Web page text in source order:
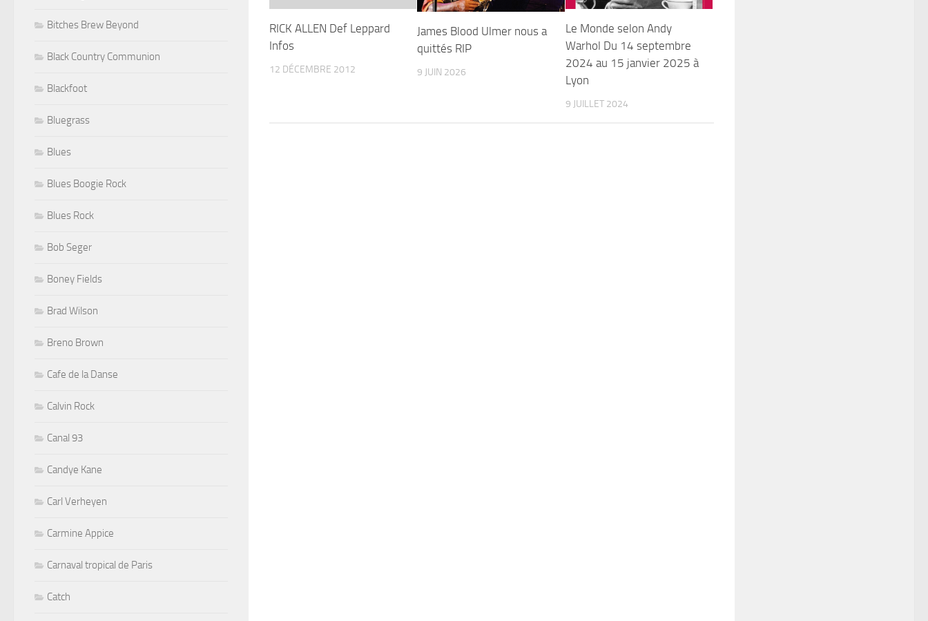
RICK ALLEN Def Leppard
Infos
12 DÉCEMBRE 2012
James Blood Ulmer nous a
quittés RIP
9 JUIN 2026
Le Monde selon Andy
Warhol Du 14 septembre
2024 au 15 janvier 2025 à
Lyon
9 JUILLET 2024
Bitches Brew Beyond
Black Country Communion
Blackfoot
Bluegrass
Blues
Blues Boogie Rock
Blues Rock
Bob Seger
Boney Fields
Brad Wilson
Breno Brown
Cafe de la Danse
Calvin Rock
Canal 93
Candye Kane
Carl Verheyen
Carmine Appice
Carnaval tropical de Paris
Catch